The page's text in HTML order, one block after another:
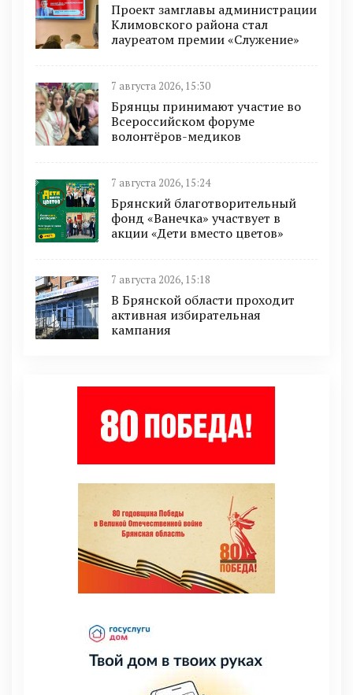
Проект замглавы администрации
Климовского района стал
лауреатом премии «Служение»
7 августа 2026, 15:30
Брянцы принимают участие во
Всероссийском форуме
волонтёров-медиков
7 августа 2026, 15:24
Брянский благотворительный
фонд «Ванечка» участвует в
акции «Дети вместо цветов»
7 августа 2026, 15:18
В Брянской области проходит
активная избирательная
кампания